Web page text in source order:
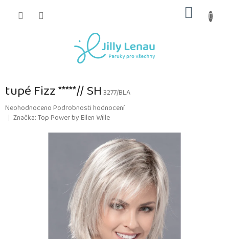
KOŠÍK
tupé Fizz *****// SH3277/BLA
Průměrné
hodnocení
NeohodnocenoPodrobnosti hodnocení
Značka:Top Power by Ellen Wille